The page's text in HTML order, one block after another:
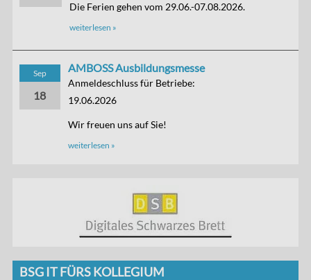
Die Ferien gehen vom 29.06.-07.08.2026.
weiterlesen »
Sep
18
AMBOSS Ausbildungsmesse
Anmeldeschluss für Betriebe:
19.06.2026
Wir freuen uns auf Sie!
weiterlesen »
BSG IT FÜRS KOLLEGIUM